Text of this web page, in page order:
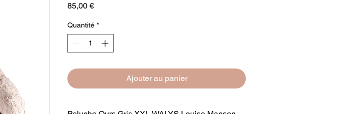
85,00 €Prix
Quantité *
Ajouter au panier